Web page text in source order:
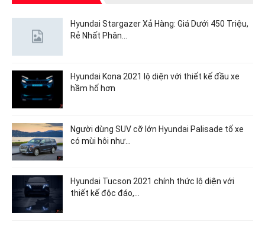
Hyundai Stargazer Xả Hàng: Giá Dưới 450 Triệu,
Rẻ Nhất Phân…
Hyundai Kona 2021 lộ diện với thiết kế đầu xe
hầm hố hơn
Người dùng SUV cỡ lớn Hyundai Palisade tố xe
có mùi hôi như…
Hyundai Tucson 2021 chính thức lộ diện với
thiết kế độc đáo,…